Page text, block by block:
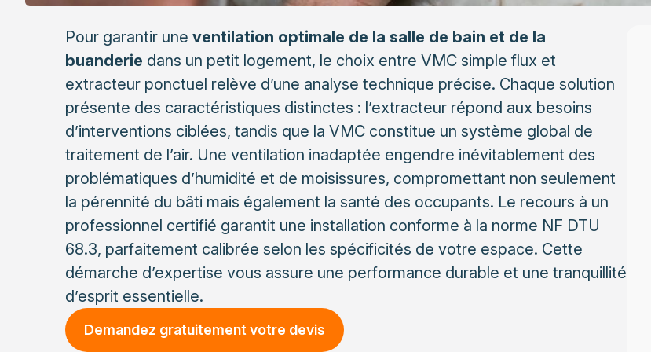
Pour garantir une ventilation optimale de la salle de bain et de la
buanderie dans un petit logement, le choix entre VMC simple flux et
extracteur ponctuel relève d’une analyse technique précise. Chaque solution
présente des caractéristiques distinctes : l’extracteur répond aux besoins
d’interventions ciblées, tandis que la VMC constitue un système global de
traitement de l’air. Une ventilation inadaptée engendre inévitablement des
problématiques d’humidité et de moisissures, compromettant non seulement
la pérennité du bâti mais également la santé des occupants. Le recours à un
professionnel certifié garantit une installation conforme à la norme NF DTU
68.3, parfaitement calibrée selon les spécificités de votre espace. Cette
démarche d’expertise vous assure une performance durable et une tranquillité
d’esprit essentielle.
Demandez gratuitement votre devis